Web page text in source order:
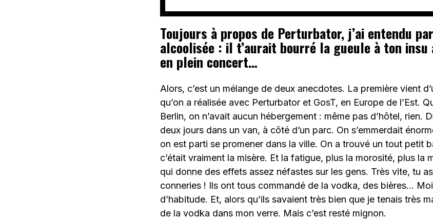
Toujours à propos de Perturbator, j’ai entendu
alcoolisée : il t’aurait bourré la gueule à ton insu
en plein concert…
Alors, c’est un mélange de deux anecdotes. La première vient
qu’on a réalisée avec Perturbator et GosT, en Europe de l’Est.
Berlin, on n’avait aucun hébergement : même pas d’hôtel, rien.
deux jours dans un van, à côté d’un parc. On s’emmerdait
on est parti se promener dans la ville. On a trouvé un tout petit
c’était vraiment la misère. Et la fatigue, plus la morosité, plus la
qui donne des effets assez néfastes sur les gens. Très vite, tu
conneries ! Ils ont tous commandé de la vodka, des bières…
d’habitude. Et, alors qu’ils savaient très bien que je tenais très
de la vodka dans mon verre. Mais c’est resté mignon.